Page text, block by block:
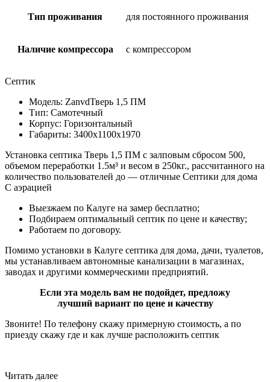
Тип проживания для постоянного проживания
Наличие компрессора с компрессором
Септик
Модель: ZanvdТверь 1,5 ПМ
Тип: Самотечный
Корпус: Горизонтальный
Габариты: 3400х1100х1970
Установка септика Тверь 1,5 ПМ с залповым сбросом 500,
объемом переработки 1.5м³ и весом в 250кг., рассчитанного на
количество пользователей до — отличные Септики для дома
С аэрацией
Выезжаем по Калуге на замер бесплатно;
Подбираем оптимальный септик по цене и качеству;
Работаем по договору.
Помимо установки в Калуге септика для дома, дачи, туалетов,
мы устанавливаем автономные канализации в магазинах,
заводах и другими коммерческими предприятий.
Если эта модель вам не подойдет, предложу
лучший вариант по цене и качеству
Звоните! По телефону скажу примерную стоимость, а по
приезду скажу где и как лучше расположить септик
Читать далее